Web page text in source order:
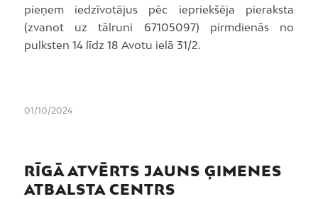
pieņem iedzīvotājus pēc iepriekšēja pieraksta
(zvanot uz tālruni 67105097) pirmdienās no
pulksten 14 līdz 18 Avotu ielā 31/2.
01/10/2024
RĪGĀ ATVĒRTS JAUNS ĢIMENES
ATBALSTA CENTRS